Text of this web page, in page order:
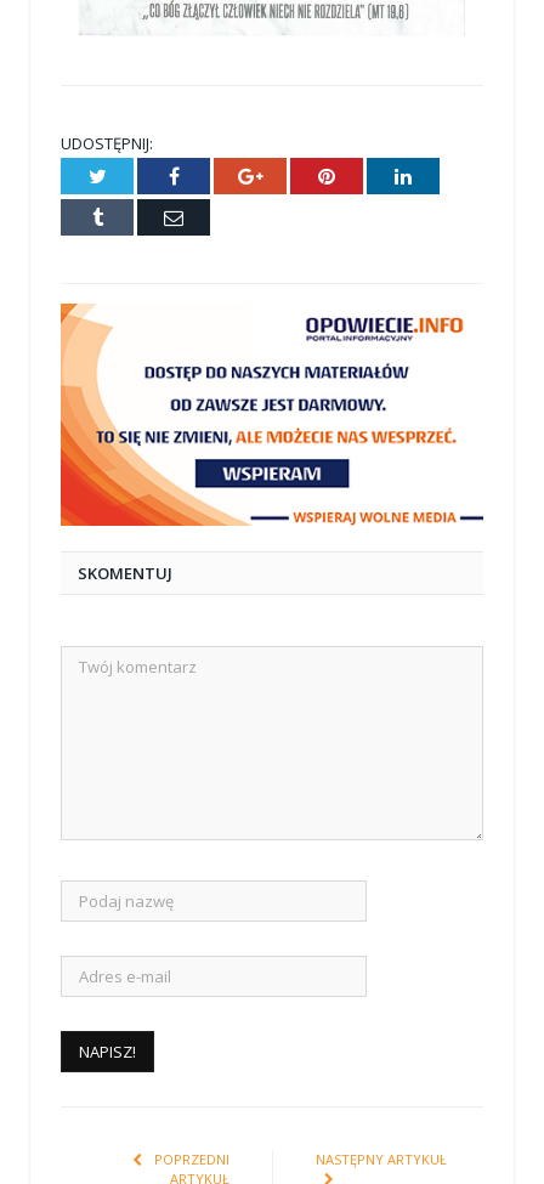
UDOSTĘPNIJ:
Twitter Facebook Google+ Pinterest LinkedIn
Tumblr
E-
SKOMENTUJ
POPRZEDNI
ARTYKUŁ
NASTĘPNY ARTYKUŁ